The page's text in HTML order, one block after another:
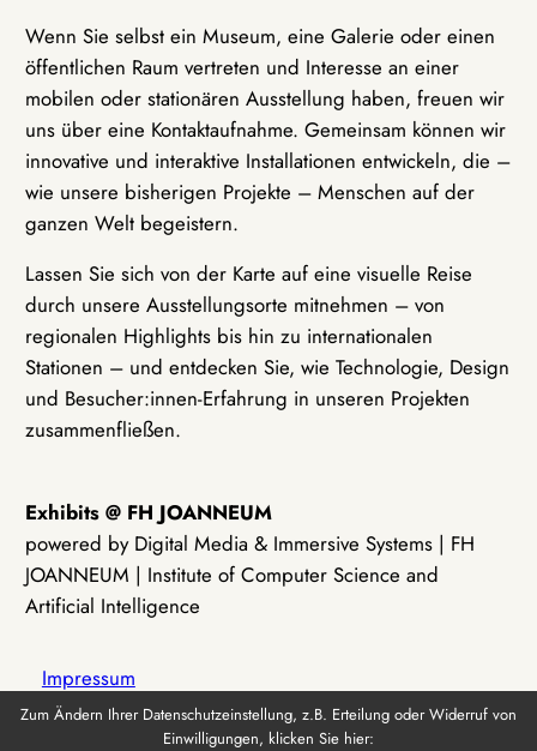
Wenn Sie selbst ein Museum, eine Galerie oder einen
öffentlichen Raum vertreten und Interesse an einer
mobilen oder stationären Ausstellung haben, freuen wir
uns über eine Kontaktaufnahme. Gemeinsam können wir
innovative und interaktive Installationen entwickeln, die –
wie unsere bisherigen Projekte – Menschen auf der
ganzen Welt begeistern.
Lassen Sie sich von der Karte auf eine visuelle Reise
durch unsere Ausstellungsorte mitnehmen – von
regionalen Highlights bis hin zu internationalen
Stationen – und entdecken Sie, wie Technologie, Design
und Besucher:innen-Erfahrung in unseren Projekten
zusammenfließen.
Exhibits @ FH JOANNEUM
powered by Digital Media & Immersive Systems | FH
JOANNEUM | Institute of Computer Science and
Artificial Intelligence
Impressum
Zum Ändern Ihrer Datenschutzeinstellung, z.B. Erteilung oder Widerruf von
Einwilligungen, klicken Sie hier: